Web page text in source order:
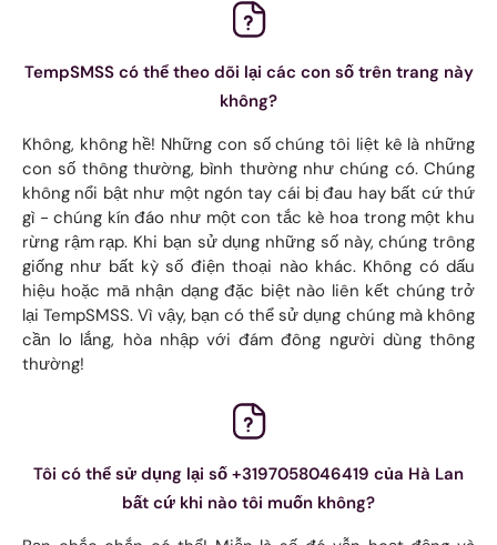
TempSMSS có thể theo dõi lại các con số trên trang này
không?
Không, không hề! Những con số chúng tôi liệt kê là những
con số thông thường, bình thường như chúng có. Chúng
không nổi bật như một ngón tay cái bị đau hay bất cứ thứ
gì - chúng kín đáo như một con tắc kè hoa trong một khu
rừng rậm rạp. Khi bạn sử dụng những số này, chúng trông
giống như bất kỳ số điện thoại nào khác. Không có dấu
hiệu hoặc mã nhận dạng đặc biệt nào liên kết chúng trở
lại TempSMSS. Vì vậy, bạn có thể sử dụng chúng mà không
cần lo lắng, hòa nhập với đám đông người dùng thông
thường!
Tôi có thể sử dụng lại số +3197058046419 của Hà Lan
bất cứ khi nào tôi muốn không?